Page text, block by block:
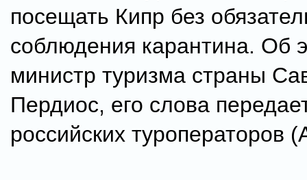
посещать Кипр без
соблюдения карантина. Об
министр туризма страны
Пердиос, его слова
российских туроператоров